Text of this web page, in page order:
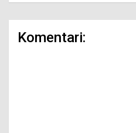
Komentari: